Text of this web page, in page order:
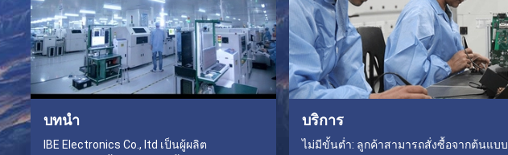
บทนำ
IBE Electronics Co., ltd เป็นผู้ผลิต
บริการ
ไม่มีขั้นต่ำ: ลูกค้าสามารถสั่งซื้อจากต้นแบบ